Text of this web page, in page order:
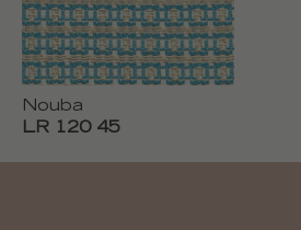
Nouba
LR 120 45